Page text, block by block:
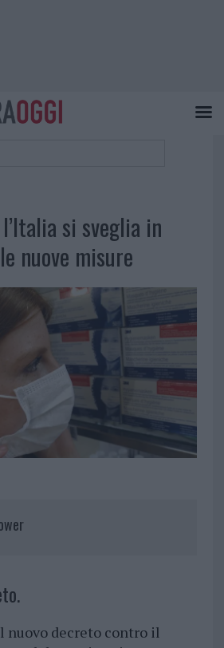
si sveglia in
nuove misure
nuovo decreto contro il